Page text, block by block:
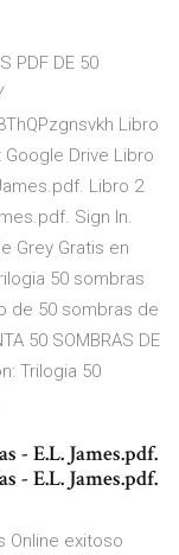
PDF DE 50
Libro
Drive Libro
Libro 2
Sign In.
Grey Gratis en
50 sombras
de 50 sombras de
50 SOMBRAS DE
Trilogia 50
- E.L. James.pdf.
- E.L. James.pdf.
Online exitoso